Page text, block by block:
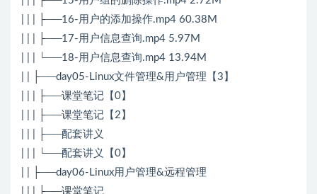
| | | ├──16-用户的添加操作.mp4 60.38M
| | | ├──17-用户信息查询.mp4 5.97M
| | | └──18-用户信息查询.mp4 13.94M
| | ├──day05-Linux文件管理&用户管理【3】
| | | ├──课堂笔记【0】
| | | ├──课堂笔记【2】
| | | ├──配套讲义
| | | └──配套讲义【0】
| | ├──day06-Linux用户管理&远程管理
| | | ├──课堂笔记